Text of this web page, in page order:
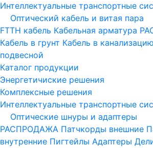
Интеллектуальные транспортные
Оптический кабель и витая пара
FTTH кабель Кабельная арматура
Кабель в грунт Кабель в канализацию
подвесной
Каталог продукции
Энергетичиские решения
Комплексные решения
Интеллектуальные транспортные
Оптические шнуры и адаптеры
РАСПРОДАЖА Патчкорды внешние
внутренние Пигтейлы Адаптеры